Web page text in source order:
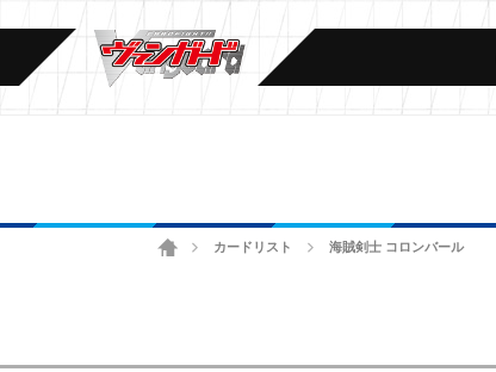
ホームカードリスト 海賊剣士 コロンバール